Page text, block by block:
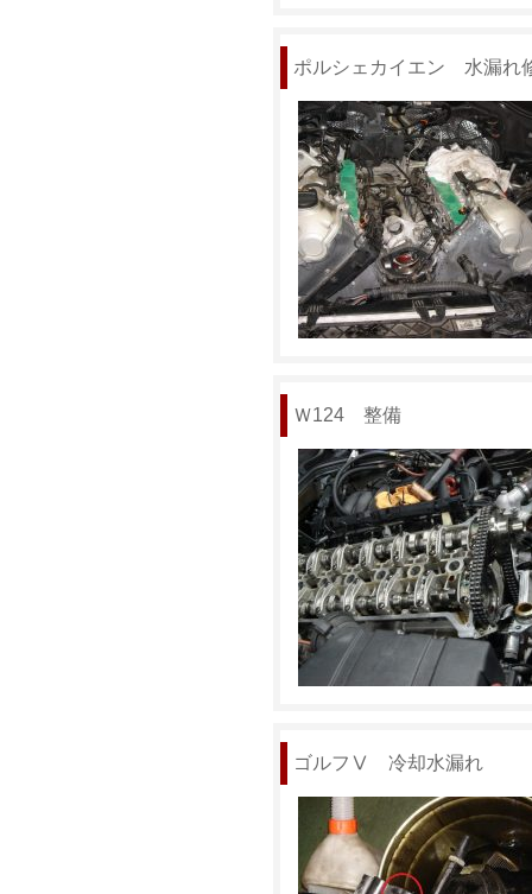
ポルシェカイエン 水漏れ
Ｗ124 整備
ゴルフⅤ 冷却水漏れ